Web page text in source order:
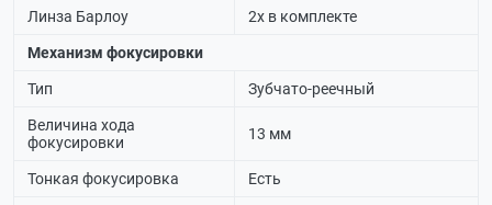
Линза Барлоу 2х в комплекте
Механизм фокусировки
Тип Зубчато-реечный
Величина хода
фокусировки
13 мм
Тонкая фокусировка Есть